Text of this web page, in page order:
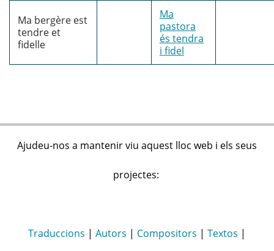
Ma bergère est
tendre et
fidelle
Ma
pastora
és tendra
i fidel
Ajudeu-nos a mantenir viu aquest lloc web i els seus
projectes:
Traduccions | Autors | Compositors | Textos |